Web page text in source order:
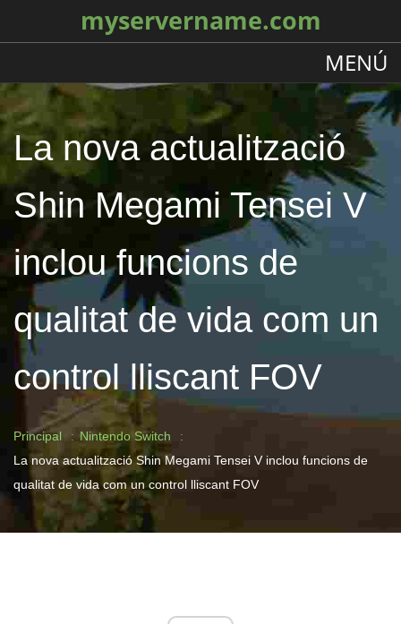
myservername.com
MENÚ
La nova actualització
Shin Megami Tensei V
inclou funcions de
qualitat de vida com un
control lliscant FOV
Principal
Nintendo Switch
La nova actualització Shin Megami Tensei V inclou funcions de
qualitat de vida com un control lliscant FOV